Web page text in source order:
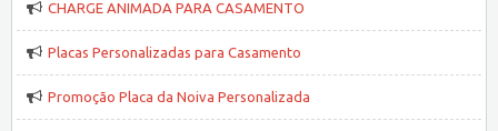
CHARGE ANIMADA PARA CASAMENTO
Placas Personalizadas para Casamento
Promoção Placa da Noiva Personalizada